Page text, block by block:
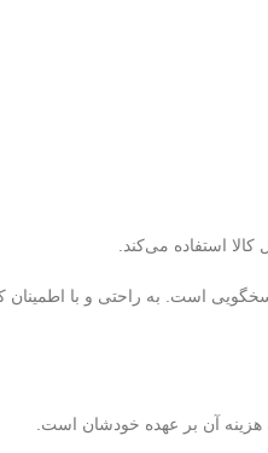
استفاده می‌کند.
است. به راحتی و با اطمینان
هزینه آن بر عهده خودشان است.